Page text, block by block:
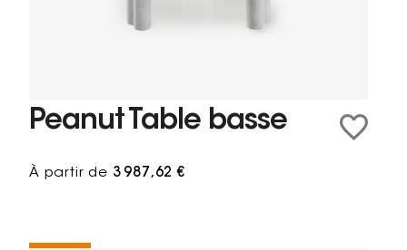
Peanut Table basse
À partir de 3 987,62 €